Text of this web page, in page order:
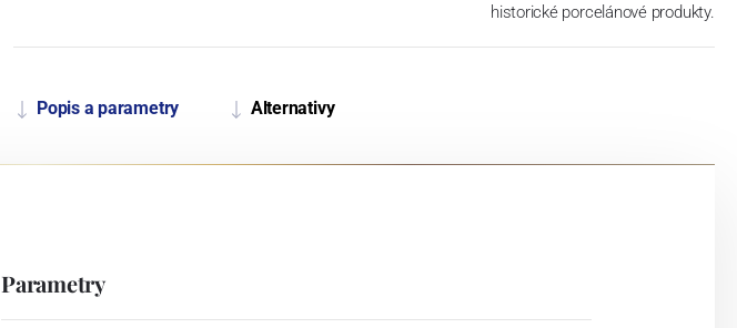
historické porcelánové produkty.
Popis a parametry Alternativy
Parametry